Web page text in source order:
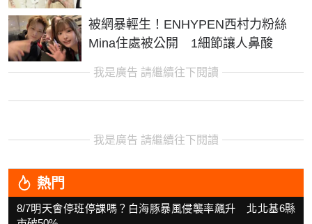
被網暴輕生！ENHYPEN西村力粉絲
Mina住處被公開 1細節讓人鼻酸
我是廣告 請繼續往下閱讀
我是廣告 請繼續往下閱讀
熱門
8/7明天會停班停課嗎？白海豚暴風侵襲率飆升 北北基6縣